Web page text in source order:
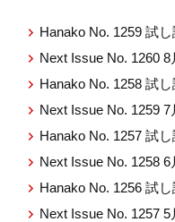
Hanako No. 1259 試
Next Issue No. 1260 8
Hanako No. 1258 試
Next Issue No. 1259 7
Hanako No. 1257 試
Next Issue No. 1258 6
Hanako No. 1256 試
Next Issue No. 1257 5